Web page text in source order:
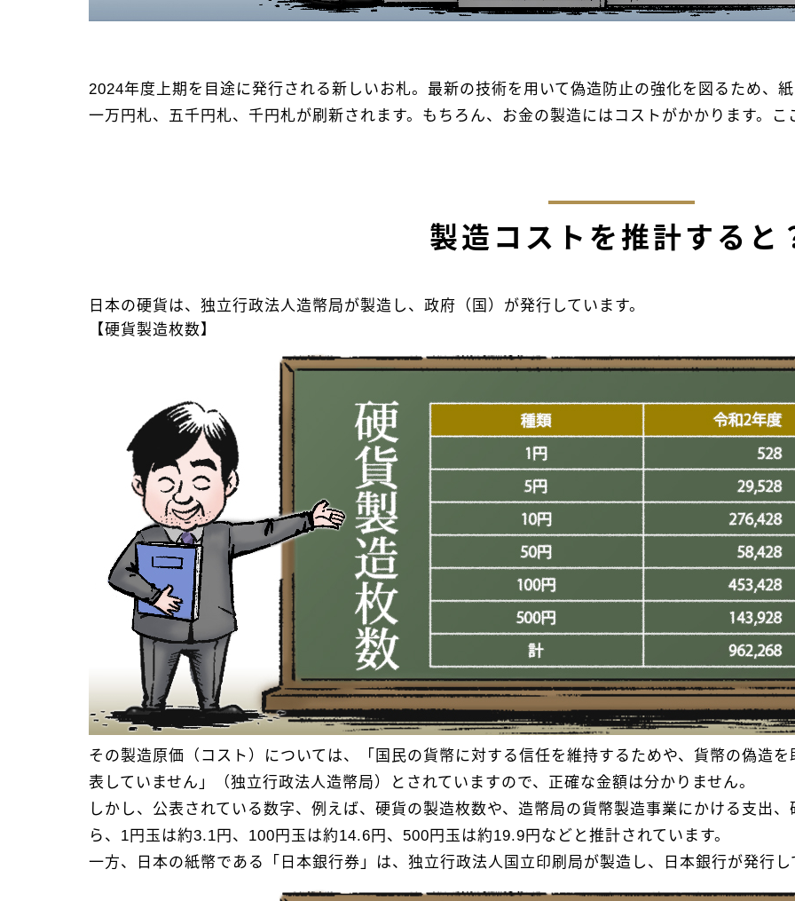
2024年度上期を目途に発行される新しいお札。最新の技術を用いて偽造防止の強化を図るため、
一万円札、五千円札、千円札が刷新されます。もちろん、お金の製造にはコストがかかります。
製造コストを推計すると
日本の硬貨は、独立行政法人造幣局が製造し、政府（国）が発行しています。
【硬貨製造枚数】
その製造原価（コスト）については、「国民の貨幣に対する信任を維持するためや、貨幣の偽造
表していません」（独立行政法人造幣局）とされていますので、正確な金額は分かりません。
しかし、公表されている数字、例えば、硬貨の製造枚数や、造幣局の貨幣製造事業にかける支出
ら、1円玉は約3.1円、100円玉は約14.6円、500円玉は約19.9円などと推計されています。
一方、日本の紙幣である「日本銀行券」は、独立行政法人国立印刷局が製造し、日本銀行が発行し